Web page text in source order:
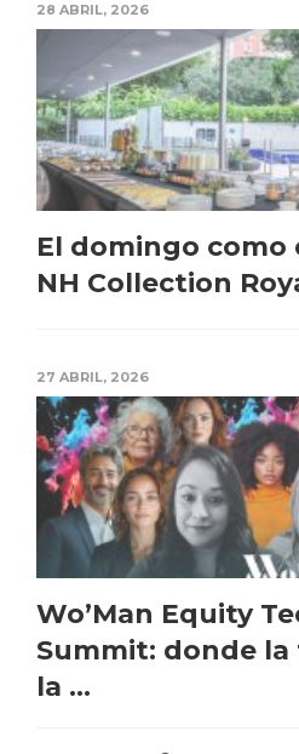
28 ABRIL, 2026
El domingo como
NH Collection
27 ABRIL, 2026
Wo’Man Equity
Summit: donde
la ...